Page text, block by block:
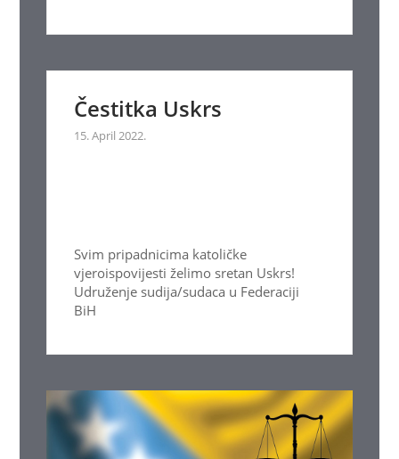
Čestitka Uskrs
15. April 2022.
Svim pripadnicima katoličke
vjeroispovijesti želimo sretan Uskrs!
Udruženje sudija/sudaca u Federaciji
BiH